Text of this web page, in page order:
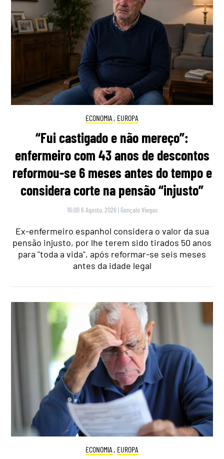
ECONOMIA , EUROPA
“Fui castigado e não mereço”:
enfermeiro com 43 anos de descontos
reformou-se 6 meses antes do tempo e
considera corte na pensão “injusto”
16:00 6 Agosto, 2026 | Gonçalo Viegas
Ex-enfermeiro espanhol considera o valor da sua
pensão injusto, por lhe terem sido tirados 50 anos
para "toda a vida", após reformar-se seis meses
antes da idade legal
ECONOMIA , EUROPA